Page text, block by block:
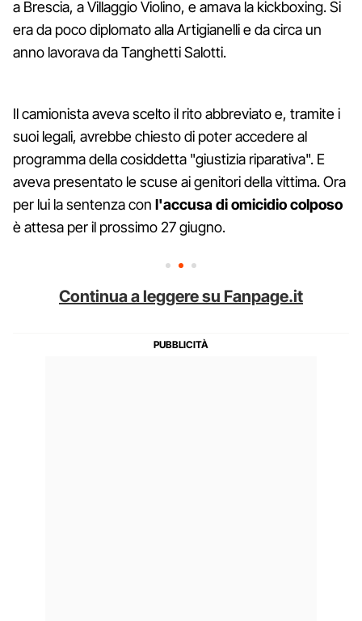
a Brescia, a Villaggio Violino, e amava la kickboxing. Si
era da poco diplomato alla Artigianelli e da circa un
anno lavorava da Tanghetti Salotti.
Il camionista aveva scelto il rito abbreviato e, tramite i
suoi legali, avrebbe chiesto di poter accedere al
programma della cosiddetta "giustizia riparativa". E
aveva presentato le scuse ai genitori della vittima. Ora
per lui la sentenza con l'accusa di omicidio colposo
è attesa per il prossimo 27 giugno.
Continua a leggere su Fanpage.it